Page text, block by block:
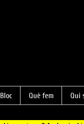
Bloc Què fem Qui